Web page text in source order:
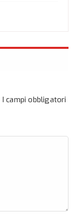
I campi obbligatori